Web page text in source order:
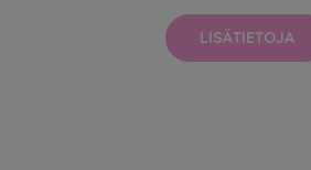
LISÄTIETOJA